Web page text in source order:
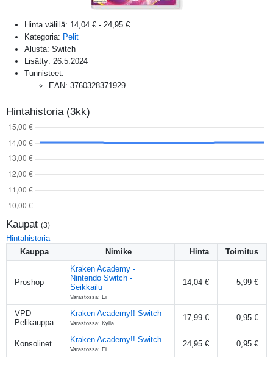
Hinta välillä: 14,04 € - 24,95 €
Kategoria: Pelit
Alusta: Switch
Lisätty: 26.5.2024
Tunnisteet:
EAN: 3760328371929
Hintahistoria (3kk)
Kaupat (3)
Hintahistoria
Kauppa
Nimike Hinta Toimitus
Proshop
Kraken Academy -
Nintendo Switch -
Seikkailu
Varastossa: Ei
14,04 € 5,99 €
VPD
Pelikauppa
Kraken Academy!! Switch
Varastossa: Kyllä
17,99 € 0,95 €
Konsolinet Kraken Academy!! Switch
Varastossa: Ei
24,95 € 0,95 €